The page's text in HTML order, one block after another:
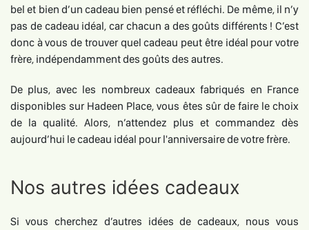
bel et bien d’un cadeau bien pensé et réfléchi. De même, il n’y
pas de cadeau idéal, car chacun a des goûts différents ! C’est
donc à vous de trouver quel cadeau peut être idéal pour votre
frère, indépendamment des goûts des autres.
De plus, avec les nombreux cadeaux fabriqués en France
disponibles sur Hadeen Place, vous êtes sûr de faire le choix
de la qualité. Alors, n’attendez plus et commandez dès
aujourd’hui le cadeau idéal pour l'anniversaire de votre frère.
Nos autres idées cadeaux
Si vous cherchez d’autres idées de cadeaux, nous vous